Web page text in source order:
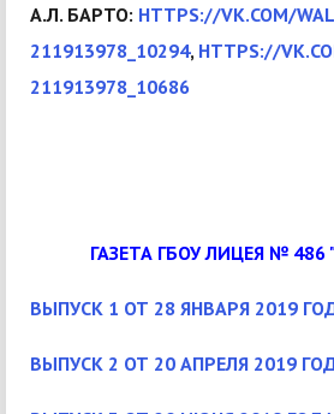
А.Л. БАРТО: HTTPS://VK.COM/
211913978_10294, HTTPS://
211913978_10686
ГАЗЕТА ГБОУ ЛИЦЕЯ № 486
ВЫПУСК 1 ОТ 28 ЯНВАРЯ 2019
ВЫПУСК 2 ОТ 20 АПРЕЛЯ 2019